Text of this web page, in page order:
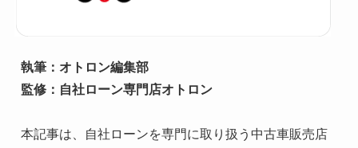
執筆：オトロン編集部
監修：自社ローン専門店オトロン
本記事は、自社ローンを専門に取り扱う中古車販売店